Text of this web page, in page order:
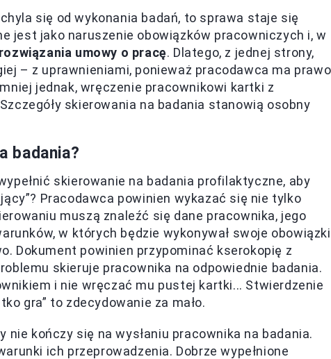
się od wykonania badań, to sprawa staje się
jest jako naruszenie obowiązków pracowniczych i, w
umowy o pracę. Dlatego, z jednej strony,
– z uprawnieniami, ponieważ pracodawca ma prawo
jednak, wręczenie pracownikowi kartki z
skierowania na badania stanowią osobny
badania?
skierowanie na badania profilaktyczne, aby
Pracodawca powinien wykazać się nie tylko
muszą znaleźć się dane pracownika, jego
w których będzie wykonywał swoje
Dokument powinien przypominać kserokopię z
skieruje pracownika na odpowiednie badania.
i nie wręczać mu pustej kartki... Stwierdzenie
gra” to zdecydowanie za mało.
kończy się na wysłaniu pracownika na badania.
ich przeprowadzenia. Dobrze wypełnione